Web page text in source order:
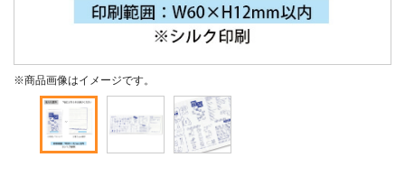
※商品画像はイメージです。